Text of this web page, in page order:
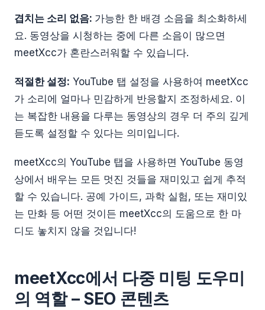
겹치는 소리 없음: 가능한 한 배경 소음을 최소화하세
요. 동영상을 시청하는 중에 다른 소음이 많으면
meetXcc가 혼란스러워할 수 있습니다.
적절한 설정: YouTube 탭 설정을 사용하여 meetXcc
가 소리에 얼마나 민감하게 반응할지 조정하세요. 이
는 복잡한 내용을 다루는 동영상의 경우 더 주의 깊게
듣도록 설정할 수 있다는 의미입니다.
meetXcc의 YouTube 탭을 사용하면 YouTube 동영
상에서 배우는 모든 멋진 것들을 재미있고 쉽게 추적
할 수 있습니다. 공예 가이드, 과학 실험, 또는 재미있
는 만화 등 어떤 것이든 meetXcc의 도움으로 한 마
디도 놓치지 않을 것입니다!
meetXcc에서 다중 미팅 도우미
의 역할 – SEO 콘텐츠